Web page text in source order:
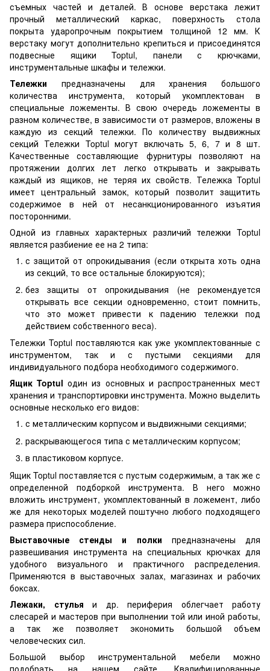
съемных частей и деталей. В основе верстака лежит
прочный металлический каркас, поверхность стола
покрыта ударопрочным покрытием толщиной 12 мм. К
верстаку могут дополнительно крепиться и присоединятся
подвесные ящики Toptul, панели с крючками,
инструментальные шкафы и тележки.
Тележки предназначены для хранения большого
количества инструмента, который укомплектован в
специальные ложементы. В свою очередь ложементы в
разном количестве, в зависимости от размеров, вложены в
каждую из секций тележки. По количеству выдвижных
секций Тележки Toptul могут включать 5, 6, 7 и 8 шт.
Качественные составляющие фурнитуры позволяют на
протяжении долгих лет легко открывать и закрывать
каждый из ящиков, не теряя их свойств. Тележка Toptul
имеет центральный замок, который позволит защитить
содержимое в ней от несанкционированного изъятия
посторонними.
Одной из главных характерных различий тележки Toptul
является разбиение ее на 2 типа:
с защитой от опрокидывания (если открыта хоть одна
из секций, то все остальные блокируются);
без защиты от опрокидывания (не рекомендуется
открывать все секции одновременно, стоит помнить,
что это может привести к падению тележки под
действием собственного веса).
Тележки Toptul поставляются как уже укомплектованные с
инструментом, так и с пустыми секциями для
индивидуального подбора необходимого содержимого.
ЯщикToptul один из основных и распространенных мест
хранения и транспортировки инструмента. Можно выделить
основные несколько его видов:
с металлическим корпусом и выдвижными секциями;
раскрывающегося типа с металлическим корпусом;
в пластиковом корпусе.
Ящик Toptul поставляется с пустым содержимым, а так же с
определенной подборкой инструмента. В него можно
вложить инструмент, укомплектованный в ложемент, либо
же для некоторых моделей поштучно любого подходящего
размера приспособление.
Выставочные стенды и полки предназначены для
развешивания инструмента на специальных крючках для
удобного визуального и практичного распределения.
Применяются в выставочных залах, магазинах и рабочих
боксах.
Лежаки, стулья и др. периферия облегчает работу
слесарей и мастеров при выполнении той или иной работы,
а так же позволяет экономить большой объем
человеческих сил.
Большой выбор инструментальной мебели можно
подобрать на нашем сайте. Квалифицированные